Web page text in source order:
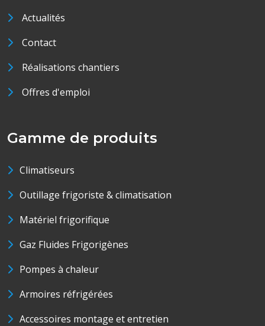
Actualités
Contact
Réalisations chantiers
Offres d'emploi
Gamme de produits
Climatiseurs
Outillage frigoriste & climatisation
Matériel frigorifique
Gaz Fluides Frigorigènes
Pompes à chaleur
Armoires réfrigérées
Accessoires montage et entretien